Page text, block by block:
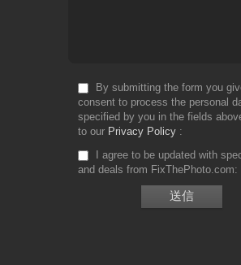
By submitting the form you
consent to process the personal
specified by you in the fields
to our Privacy Policy
I agree to be updated with
and deals from FixThePhoto.com